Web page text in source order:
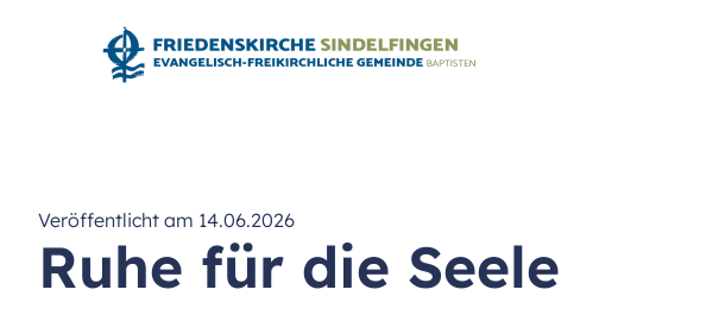
Veröffentlicht am 14.06.2026
Ruhe für die Seele